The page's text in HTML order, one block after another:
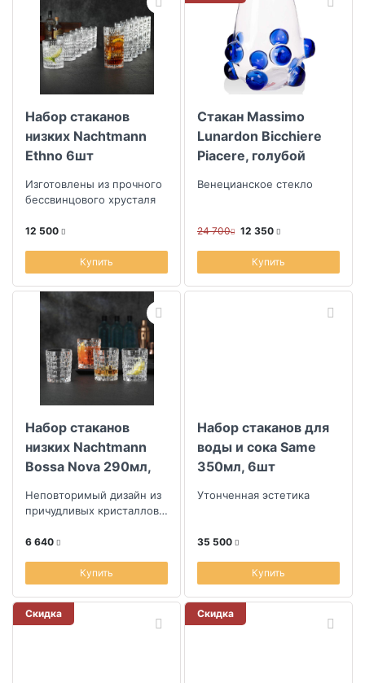
Набор стаканов
низких Nachtmann
Ethno 6шт
Изготовлены из прочного
бессвинцового хрусталя
12 500
Купить
Стакан Massimo
Lunardon Bicchiere
Piacere, голубой
Венецианское стекло
24 700 12 350
Купить
Набор стаканов
низких Nachtmann
Bossa Nova 290мл,
Неповторимый дизайн из
причудливых кристаллов в
6 640
Купить
Набор стаканов для
воды и сока Same
350мл, 6шт
Утонченная эстетика
35 500
Купить
Скидка Скидка